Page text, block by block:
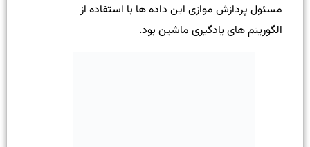
مسئول پردازش موازی این داده ها با استفاده از
الگوریتم های یادگیری ماشین بود.